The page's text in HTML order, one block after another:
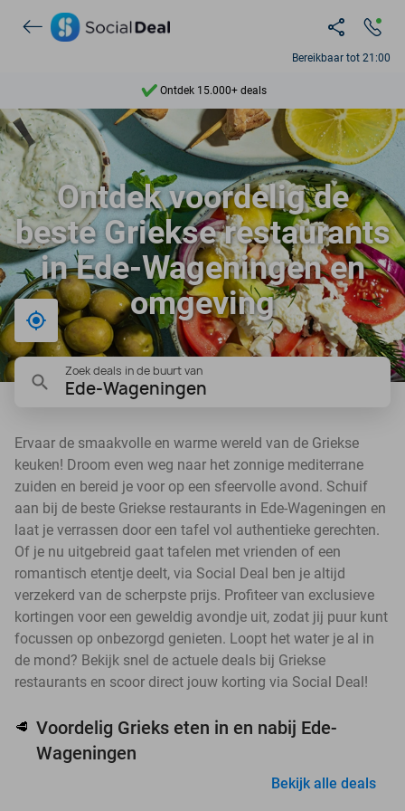
Bereikbaar tot 21:00
Ontdek 15.000+ deals
7 dagen per week beschikbaar
10+ miljoen leden
9,4
Ontdek 15.000+ deals
Ontdek voordelig de
beste Griekse restaurants
in Ede-Wageningen en
omgeving
Bij mij in de buurt
Zoek deals in de buurt van
Ede-Wageningen
Ervaar de smaakvolle en warme wereld van de Griekse
keuken! Droom even weg naar het zonnige mediterrane
zuiden en bereid je voor op een sfeervolle avond. Schuif
aan bij de beste Griekse restaurants in Ede-Wageningen en
laat je verrassen door een tafel vol authentieke gerechten.
Of je nu uitgebreid gaat tafelen met vrienden of een
romantisch etentje deelt, via Social Deal ben je altijd
verzekerd van de scherpste prijs. Profiteer van exclusieve
kortingen voor een geweldig avondje uit, zodat jij puur kunt
focussen op onbezorgd genieten. Loopt het water je al in
de mond? Bekijk snel de actuele deals bij Griekse
restaurants en scoor direct jouw korting via Social Deal!
🥩 Voordelig Grieks eten in en nabij Ede-
Wageningen
Bekijk alle deals